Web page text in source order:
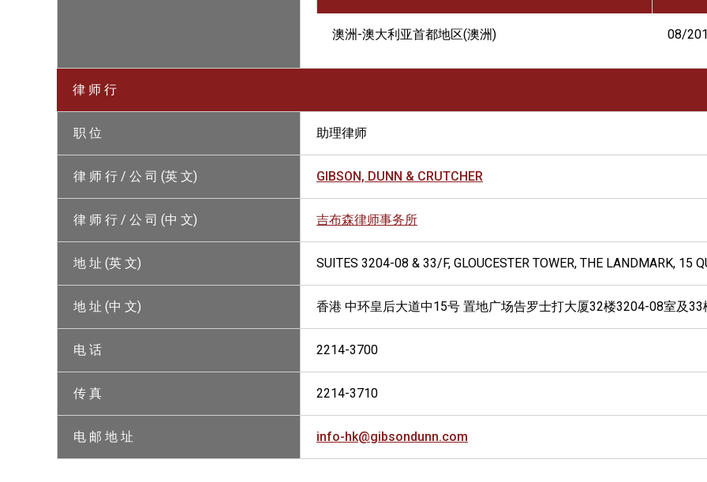
澳洲-澳大利亚首都地区(澳洲) 08/
律 师 行
职 位 助理律师
律 师 行 / 公 司 (英 文) GIBSON, DUNN & CRUTCHER
律 师 行 / 公 司 (中 文) 吉布森律师事务所
地 址 (英 文) SUITES 3204-08 & 33/F, GLOUCESTER TOWER, THE LANDMARK, 15
地 址 (中 文) 香港 中环皇后大道中15号 置地广场告罗士打大厦32楼3204-08室及33
电 话 2214-3700
传 真 2214-3710
电 邮 地 址 info-hk@gibsondunn.com